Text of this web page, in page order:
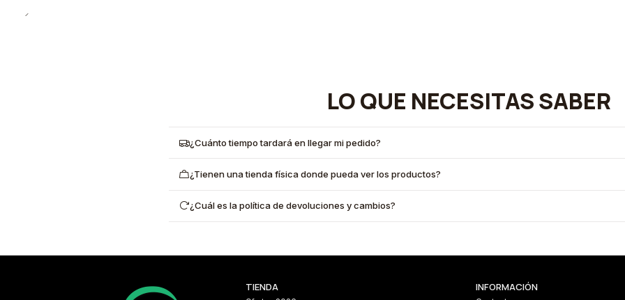
LO QUE NECESITAS SABER
¿Cuánto tiempo tardará en llegar mi pedido?
¿Tienen una tienda física donde pueda ver los productos?
¿Cuál es la política de devoluciones y cambios?
TIENDA INFORMACIÓN